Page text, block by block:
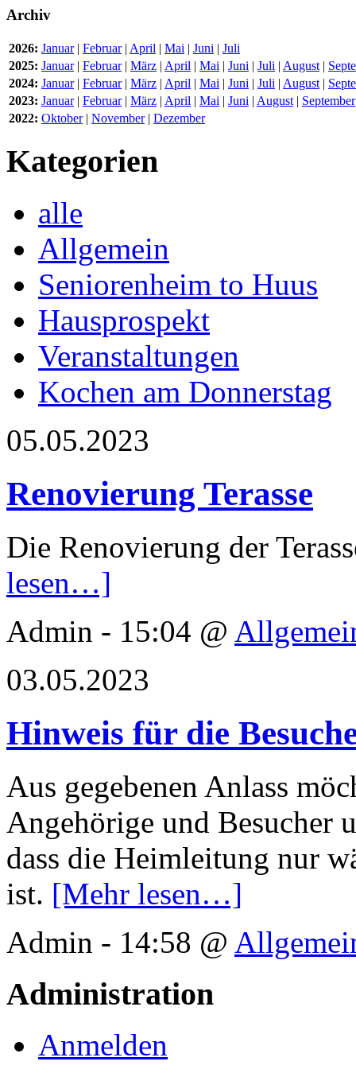
Archiv
2026: Januar| Februar| April | Mai | Juni | Juli
2025: Januar| Februar| März | April | Mai | Juni | Juli | August |
2024: Januar| Februar| März | April | Mai | Juni | Juli | August |
2023: Januar| Februar| März | April | Mai | Juni | August | September
2022: Oktober| November| Dezember
Kategorien
alle
Allgemein
Seniorenheim to Huus
Hausprospekt
Veranstaltungen
Kochen am Donnerstag
05.05.2023
Renovierung Terasse
Die Renovierung der
lesen…]
Admin - 15:04 @
03.05.2023
Hinweis für die
Aus gegebenen Anlass
Angehörige und Besucher
dass die Heimleitung nur
ist. [Mehr lesen…]
Admin - 14:58 @
Administration
Anmelden